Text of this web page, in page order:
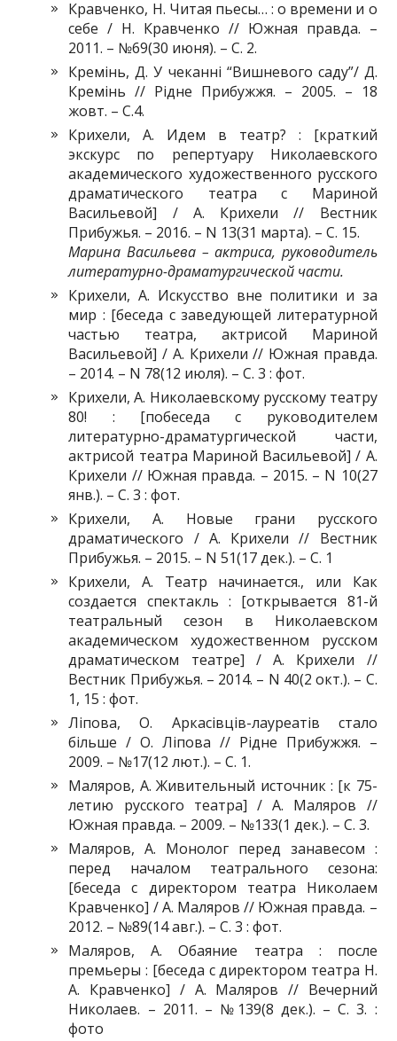
Кравченко, Н. Читая пьесы… : о времени и о
себе / Н. Кравченко // Южная правда. –
2011. – №69(30 июня). – С. 2.
Кремінь, Д. У чеканні “Вишневого саду”/ Д.
Кремінь // Рідне Прибужжя. – 2005. – 18
жовт. – С.4.
Крихели, А. Идем в театр? : [краткий
экскурс по репертуару Николаевского
академического художественного русского
драматического театра с Мариной
Васильевой] / А. Крихели // Вестник
Прибужья. – 2016. – N 13(31 марта). – С. 15.
Марина Васильева – актриса, руководитель
литературно-драматургической части.
Крихели, А. Искусство вне политики и за
мир : [беседа с заведующей литературной
частью театра, актрисой Мариной
Васильевой] / А. Крихели // Южная правда.
– 2014. – N 78(12 июля). – С. 3 : фот.
Крихели, А. Николаевскому русскому театру
80! : [побеседа с руководителем
литературно-драматургической части,
актрисой театра Мариной Васильевой] / А.
Крихели // Южная правда. – 2015. – N 10(27
янв.). – С. 3 : фот.
Крихели, А. Новые грани русского
драматического / А. Крихели // Вестник
Прибужья. – 2015. – N 51(17 дек.). – С. 1
Крихели, А. Театр начинается., или Как
создается спектакль : [открывается 81-й
театральный сезон в Николаевском
академическом художественном русском
драматическом театре] / А. Крихели //
Вестник Прибужья. – 2014. – N 40(2 окт.). – С.
1, 15 : фот.
Ліпова, О. Аркасівців-лауреатів стало
більше / О. Ліпова // Рідне Прибужжя. –
2009. – №17(12 лют.). – С. 1.
Маляров, А. Живительный источник : [к 75-
летию русского театра] / А. Маляров //
Южная правда. – 2009. – №133(1 дек.). – С. 3.
Маляров, А. Монолог перед занавесом :
перед началом театрального сезона:
[беседа с директором театра Николаем
Кравченко] / А. Маляров // Южная правда. –
2012. – №89(14 авг.). – С. 3 : фот.
Маляров, А. Обаяние театра : после
премьеры : [беседа с директором театра Н.
А. Кравченко] / А. Маляров // Вечерний
Николаев. – 2011. – №139(8 дек.). – С. 3. :
фото